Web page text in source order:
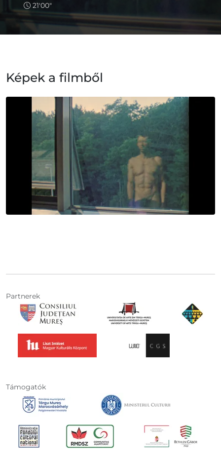
21'00"
Képek a filmből
Partnerek
Támogatók